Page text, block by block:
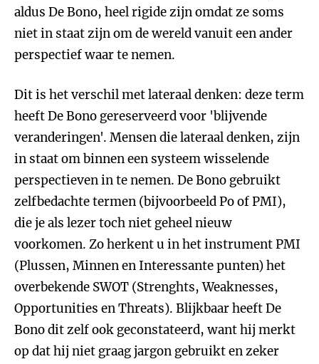
aldus De Bono, heel rigide zijn omdat ze soms
niet in staat zijn om de wereld vanuit een ander
perspectief waar te nemen.
Dit is het verschil met lateraal denken: deze term
heeft De Bono gereserveerd voor 'blijvende
veranderingen'. Mensen die lateraal denken, zijn
in staat om binnen een systeem wisselende
perspectieven in te nemen. De Bono gebruikt
zelfbedachte termen (bijvoorbeeld Po of PMI),
die je als lezer toch niet geheel nieuw
voorkomen. Zo herkent u in het instrument PMI
(Plussen, Minnen en Interessante punten) het
overbekende SWOT (Strenghts, Weaknesses,
Opportunities en Threats). Blijkbaar heeft De
Bono dit zelf ook geconstateerd, want hij merkt
op dat hij niet graag jargon gebruikt en zeker